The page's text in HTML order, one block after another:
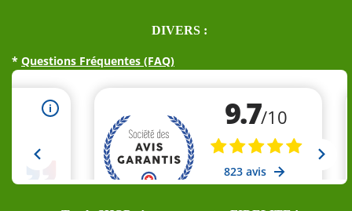
DIVERS :
* Questions Fréquentes (FAQ)